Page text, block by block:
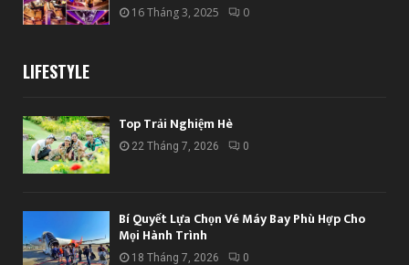
16 Tháng 3, 2025 0
LIFESTYLE
Top Trải Nghiệm Hè
22 Tháng 7, 2026 0
Bí Quyết Lựa Chọn Vé Máy Bay Phù Hợp Cho
Mọi Hành Trình
18 Tháng 7, 2026 0